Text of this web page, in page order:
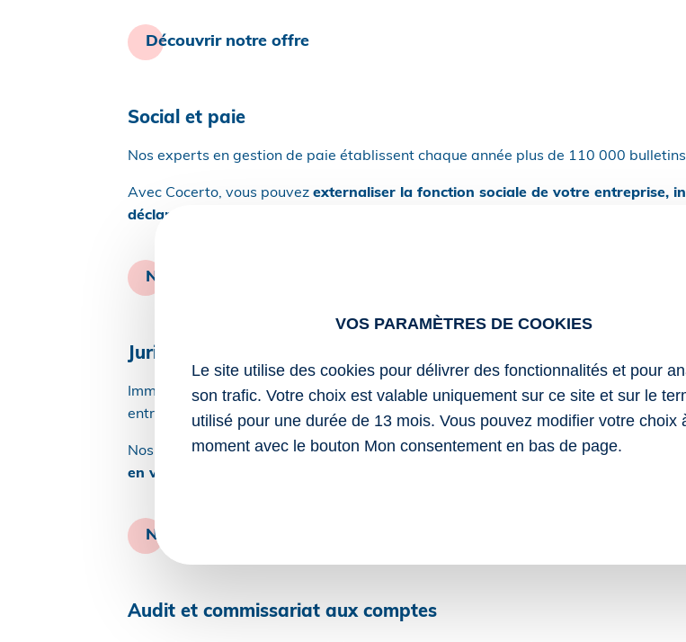
Découvrir notre offre
Social et paie
Nos experts en gestion de paie établissent chaque année plus de 110 000
Avec Cocerto, vous pouvez externaliser la fonction sociale de votre entreprise,
déclarations sociales.
Nos prestations à la carte
Juridique
Immatriculation des sociétés, changements de statut juridique, protocoles de
entreprise fait face à de nombreux aspects juridiques.
Nos experts en droit et en fiscalité prennent en charge ces missions juridiques pour
en vigueur.
Nos solutions sur mesure
Audit et commissariat aux comptes
VOS PARAMÈTRES DE COOKIES
Le site utilise des cookies pour délivrer des fonctionnalités et pour
son trafic. Votre choix est valable uniquement sur ce site et sur le
utilisé pour une durée de 13 mois. Vous pouvez modifier votre choix
moment avec le bouton Mon consentement en bas de page.